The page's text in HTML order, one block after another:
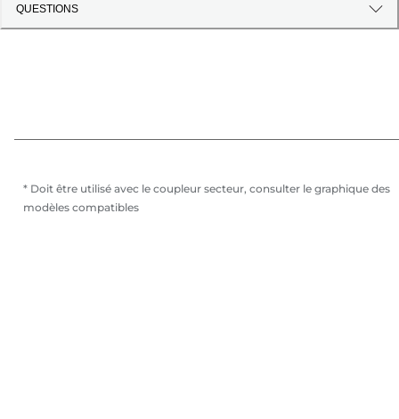
QUESTIONS
* Doit être utilisé avec le coupleur secteur, consulter le graphique des
modèles compatibles